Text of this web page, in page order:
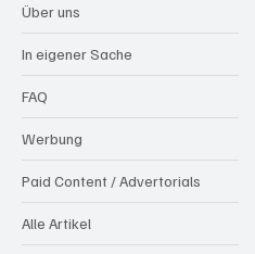
Über uns
In eigener Sache
FAQ
Werbung
Paid Content / Advertorials
Alle Artikel